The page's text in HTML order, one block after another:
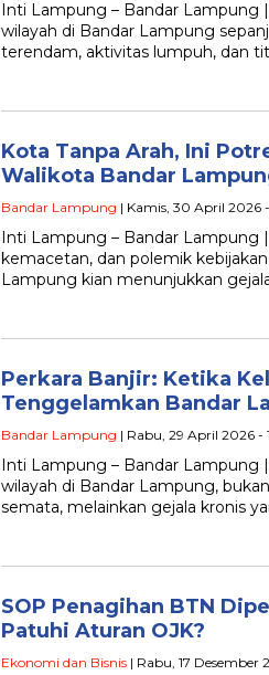
Inti Lampung – Bandar Lampung
wilayah di Bandar Lampung
terendam, aktivitas lumpuh, dan
Kota Tanpa Arah, Ini
Walikota Bandar
Bandar Lampung | Kamis, 30 April 2026 -
Inti Lampung – Bandar Lampung
kemacetan, dan polemik
Lampung kian menunjukkan
Perkara Banjir: Ketika
Tenggelamkan Bandar
Bandar Lampung | Rabu, 29 April 2026 -
Inti Lampung – Bandar Lampung
wilayah di Bandar Lampung,
semata, melainkan gejala kronis
SOP Penagihan BTN
Patuhi Aturan OJK?
Ekonomi dan Bisnis | Rabu, 17 Desember